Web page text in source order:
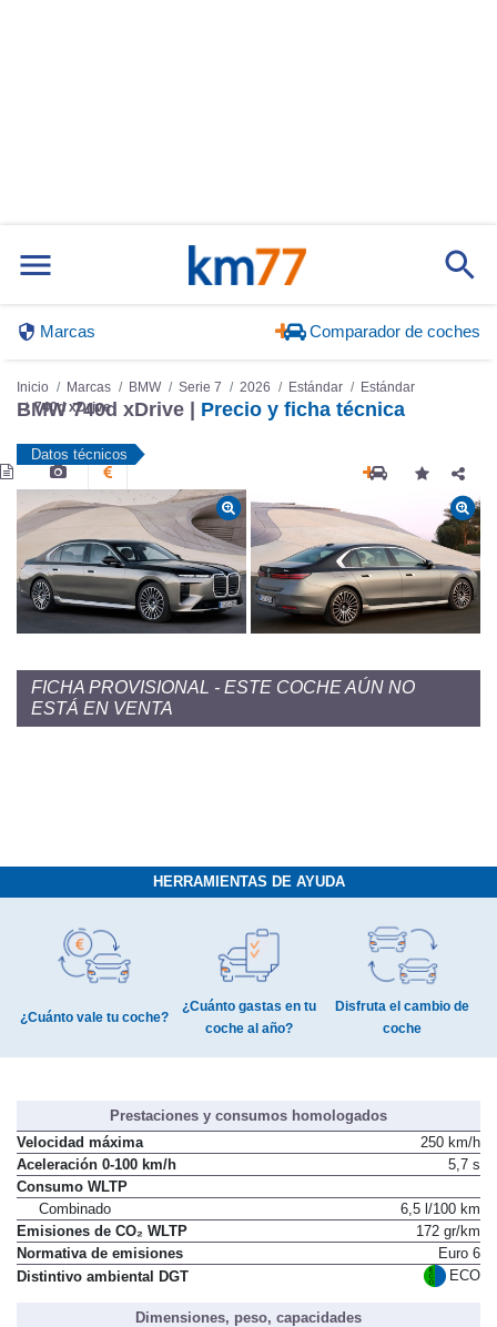
Marcas Comparador de coches
Inicio Marcas BMW Serie 7 2026 Estándar
Estándar
740d xDrive
BMW 740d xDrive | Precio y ficha técnica
Datos técnicos
FICHA PROVISIONAL - ESTE COCHE AÚN NO
ESTÁ EN VENTA
HERRAMIENTAS DE AYUDA
¿Cuánto vale tu coche?
¿Cuánto gastas en tu
coche al año?
Disfruta el cambio de
coche
Prestaciones y consumos homologados
Velocidad máxima
250 km/h
Aceleración 0-100 km/h
5,7 s
Consumo WLTP
Combinado
6,5 l/100 km
Emisiones de CO₂ WLTP
172 gr/km
Normativa de emisiones
Euro 6
Distintivo ambiental DGT
ECO
Dimensiones, peso, capacidades